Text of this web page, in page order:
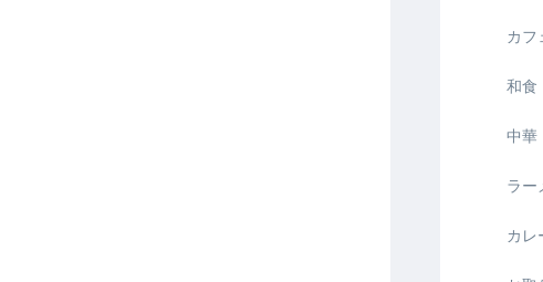
カフ
和食
中華
ラー
カレ